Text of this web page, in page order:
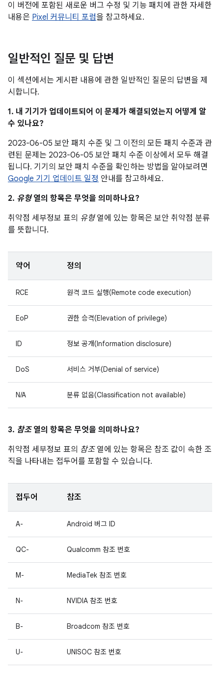
이 버전에 포함된 새로운 버그 수정 및 기능 패치에 관한 자세한
내용은 Pixel 커뮤니티 포럼을 참고하세요.
일반적인 질문 및 답변
이 섹션에서는 게시판 내용에 관한 일반적인 질문의 답변을 제
시합니다.
1. 내 기기가 업데이트되어 이 문제가 해결되었는지 어떻게 알
수 있나요?
2023-06-05 보안 패치 수준 및 그 이전의 모든 패치 수준과 관
련된 문제는 2023-06-05 보안 패치 수준 이상에서 모두 해결
됩니다. 기기의 보안 패치 수준을 확인하는 방법을 알아보려면
Google 기기 업데이트 일정 안내를 참고하세요.
2. 유형열의 항목은 무엇을 의미하나요?
취약점 세부정보 표의 유형열에 있는 항목은 보안 취약점 분류
를 뜻합니다.
약어 정의
RCE 원격 코드 실행(Remote code execution)
EoP 권한 승격(Elevation of privilege)
ID 정보 공개(Information disclosure)
DoS 서비스 거부(Denial of service)
N/A 분류 없음(Classification not available)
3. 참조열의 항목은 무엇을 의미하나요?
취약점 세부정보 표의 참조열에 있는 항목은 참조 값이 속한 조
직을 나타내는 접두어를 포함할 수 있습니다.
접두어 참조
A- Android 버그 ID
QC- Qualcomm 참조 번호
M- MediaTek 참조 번호
N- NVIDIA 참조 번호
B- Broadcom 참조 번호
U- UNISOC 참조 번호